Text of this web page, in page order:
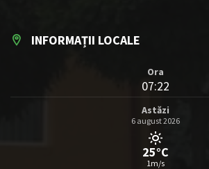
INFORMAȚII LOCALE
Ora
07:22
Astăzi
6 august 2026
25°C
1m/s